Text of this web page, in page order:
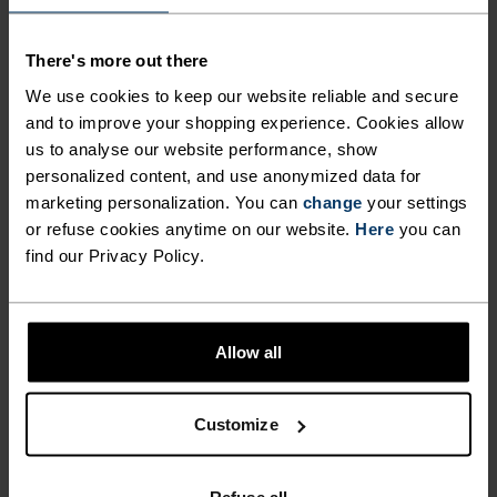
There's more out there
We use cookies to keep our website reliable and secure
and to improve your shopping experience. Cookies allow
us to analyse our website performance, show
personalized content, and use anonymized data for
marketing personalization. You can change your settings
or refuse cookies anytime on our website. Here you can
find our Privacy Policy.
Allow all
Customize
OPPRETTHOLDER EN LETT
OG ULTIMAT KOMFORTABEL
PASSFORM HELE DAGEN.
ODLO EFFECT BESKYTTELSE
TILBYR ANTIBAKTERIELLE
EGENSKAPER SOM
BEKJEMPER LUKT OG
SIKRER OPTIMAL
KLIMAKOMFORT NÅR DU
PRESSER GRENSENE DINE
OG SKIKJØRER HARDT. NYT
BEDRE VARME, KOMFORT OG
bekjemper lukt og sikrer optimal klimakomfort
når du presser grensene dine og skikjører hardt.
sesongen fra bakken og opp med Odlos Active
Warm Essentials knehøye sokker for menn og
kvinner.
DETALJENE SOM GJØR
FORSKJELLEN
Tilbehør bygget for å få mest mulig ut av hvert